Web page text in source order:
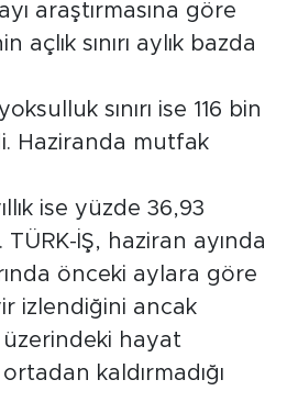
araştırmasına göre
açlık sınırı aylık bazda
sınırı ise 116 bin
Haziranda mutfak
ise yüzde 36,93
İŞ, haziran ayında
önceki aylara göre
izlendiğini ancak
üzerindeki hayat
ortadan kaldırmadığı